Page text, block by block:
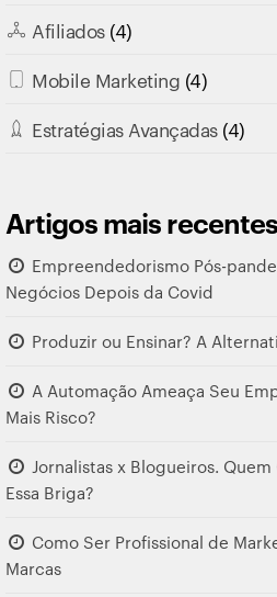
Afiliados(4)
Mobile Marketing (4)
Estratégias Avançadas(4)
Artigos mais recentes
Empreendedorismo Pós-
Negócios Depois da Covid
Produzir ou Ensinar? A
A Automação Ameaça Seu
Mais Risco?
Jornalistas x Blogueiros.
Essa Briga?
Como Ser Profissional de
Marcas